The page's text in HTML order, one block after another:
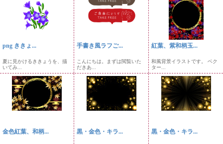
png ききょ...
夏に見かけるききょうを、描
いてみ...
手書き風ラフご...
こんにちは。まずは閲覧いた
だきあ...
紅葉、紫和柄玉...
和風背景イラストです。 ベク
ター...
金色紅葉、和柄... 黒・金色・キラ... 黒・金色・キラ...